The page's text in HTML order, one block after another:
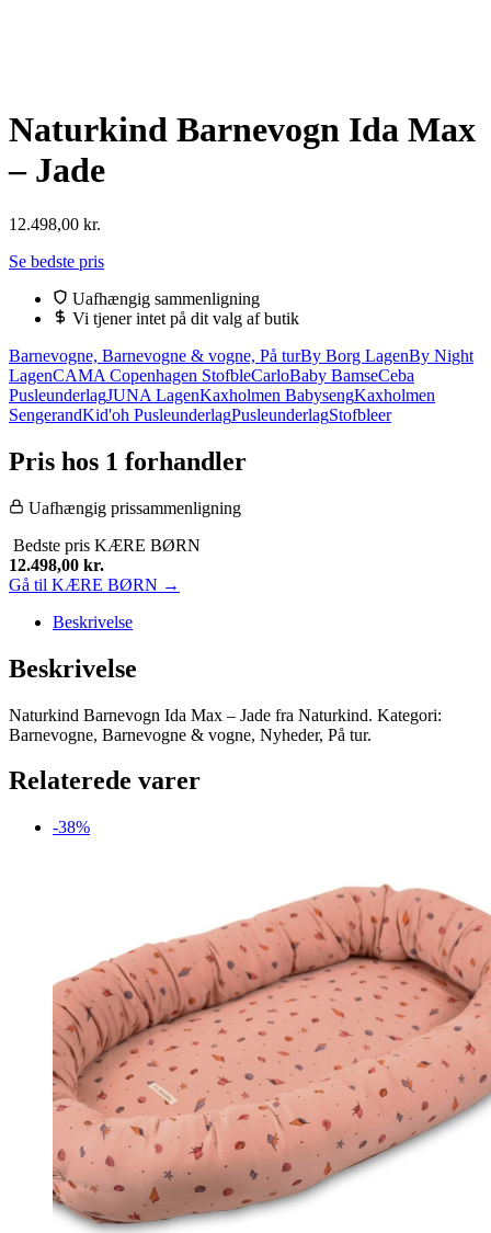
Naturkind Barnevogn Ida Max
– Jade
12.498,00 kr.
Se bedste pris
Uafhængig sammenligning
Vi tjener intet på dit valg af butik
Barnevogne, Barnevogne & vogne, På turBy Borg LagenBy Night
LagenCAMA Copenhagen StofbleCarloBaby BamseCeba
PusleunderlagJUNA LagenKaxholmen BabysengKaxholmen
SengerandKid'oh PusleunderlagPusleunderlagStofbleer
Pris hos 1 forhandler
Uafhængig prissammenligning
Bedste pris KÆRE BØRN
12.498,00 kr.
Gå til KÆRE BØRN →
Beskrivelse
Beskrivelse
Naturkind Barnevogn Ida Max – Jade fra Naturkind. Kategori:
Barnevogne, Barnevogne & vogne, Nyheder, På tur.
Relaterede varer
-38%